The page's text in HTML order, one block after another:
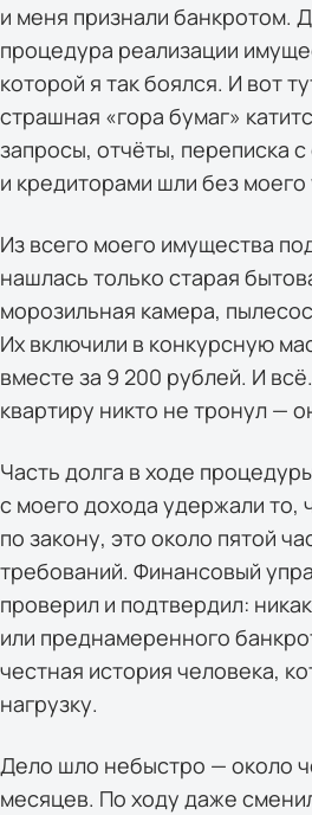
и меня признали банкротом.
процедура реализации
которой я так боялся. И вот
страшная «гора бумаг»
запросы, отчёты, переписка
и кредиторами шли без моего
Из всего моего имущества
нашлась только старая
морозильная камера,
Их включили в конкурсную
вместе за 9 200 рублей. И
квартиру никто не тронул —
Часть долга в ходе
с моего дохода удержали то,
по закону, это около пятой
требований. Финансовый
проверил и подтвердил:
или преднамеренного
честная история человека,
нагрузку.
Дело шло небыстро — около
месяцев. По ходу даже